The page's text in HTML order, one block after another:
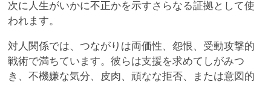
次に人生がいかに不正かを示すさらなる証拠として使
われます。
対人関係では、つながりは両価性、怨恨、受動攻撃的
戦術で満ちています。彼らは支援を求めてしがみつ
き、不機嫌な気分、皮肉、頑なな拒否、または意図的